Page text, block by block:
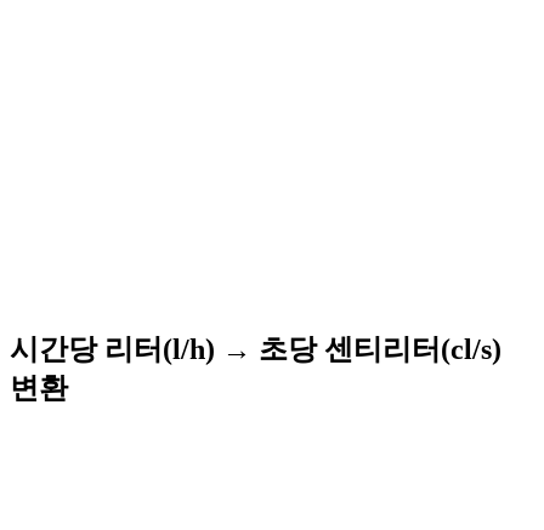
시간당 리터(l/h) → 초당 센티리터(cl/s)
변환